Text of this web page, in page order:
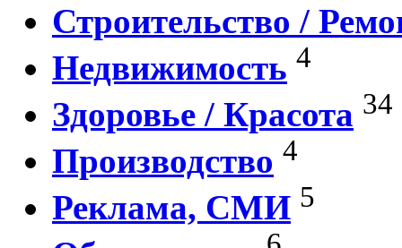
Строительство /
Недвижимость 4
Здоровье / Красота 34
Производство 4
Реклама, СМИ 5